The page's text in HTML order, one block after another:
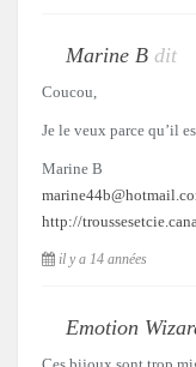
Marine B dit
Coucou,
Je le veux parce qu’il
Marine B
http://
il y a 14 années
Emotion